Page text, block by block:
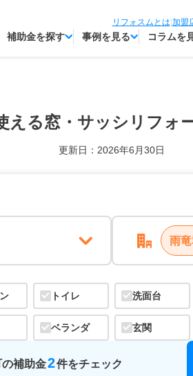
リフォスムとは|加盟
補助金を探す 事例を見る コラムを
える窓・サッシリフォ
更新日：2026年6月30日
トイレ 洗面台
ベランダ 玄関
の補助金2件をチェック